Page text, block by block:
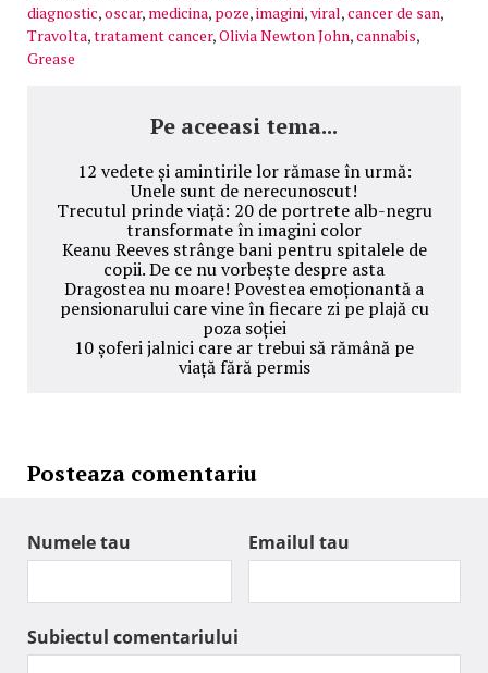
diagnostic,oscar, medicina, poze,imagini,viral,cancer de san,
Travolta,tratament cancer,Olivia Newton John,cannabis,
Grease
Pe aceeasi tema...
12 vedete și amintirile lor rămase în urmă:
Unele sunt de nerecunoscut!
Trecutul prinde viață: 20 de portrete alb-negru
transformate în imagini color
Keanu Reeves strânge bani pentru spitalele de
copii. De ce nu vorbește despre asta
Dragostea nu moare! Povestea emoționantă a
pensionarului care vine în fiecare zi pe plajă cu
poza soției
10 șoferi jalnici care ar trebui să rămână pe
viață fără permis
Posteaza comentariu
Numele tau Emailul tau
Subiectul comentariului